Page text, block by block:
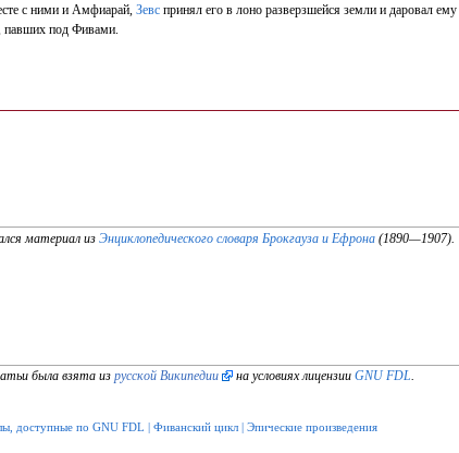
с ними и Амфиарай, Зевс принял его в лоно разверзшейся земли и даровал ему
павших под Фивами.
материал из Энциклопедического словаря Брокгауза и Ефрона (1890—1907).
была взята из русской Википедии на условиях лицензии GNU FDL.
доступные по GNU FDL | Фиванский цикл | Эпические произведения